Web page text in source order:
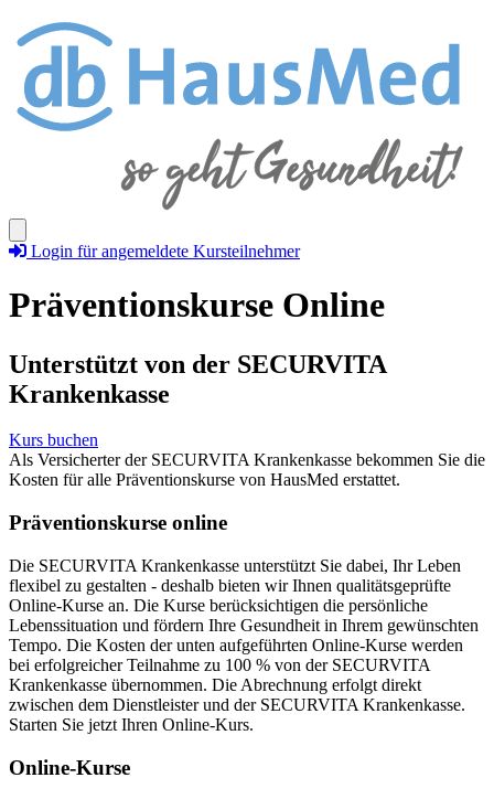
Login für angemeldete Kursteilnehmer
Präventionskurse Online
Unterstützt von der SECURVITA
Krankenkasse
Kurs buchen
Als Versicherter der SECURVITA Krankenkasse bekommen Sie die
Kosten für alle Präventionskurse von HausMed erstattet.
Präventionskurse online
Die SECURVITA Krankenkasse unterstützt Sie dabei, Ihr Leben
flexibel zu gestalten - deshalb bieten wir Ihnen qualitätsgeprüfte
Online-Kurse an. Die Kurse berücksichtigen die persönliche
Lebenssituation und fördern Ihre Gesundheit in Ihrem gewünschten
Tempo. Die Kosten der unten aufgeführten Online-Kurse werden
bei erfolgreicher Teilnahme zu 100 % von der SECURVITA
Krankenkasse übernommen. Die Abrechnung erfolgt direkt
zwischen dem Dienstleister und der SECURVITA Krankenkasse.
Starten Sie jetzt Ihren Online-Kurs.
Online-Kurse